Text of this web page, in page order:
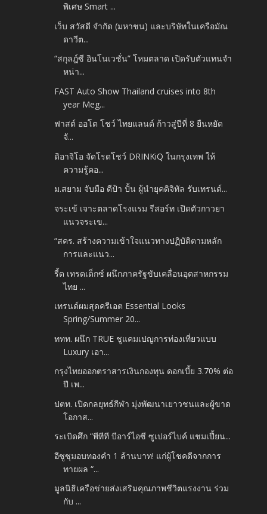
พิเศษ Smart ...
เว็บ สวัสดี จำกัด (มหาชน) และบริษัทในเครือมัณ
ดาวีต...
“สกุลฎ์ซี อินโนเวชั่น” โหมตลาด เปิดรับตัวแทนจำ
หน่า...
FAST Auto Show Thailand cruises into 8th
year Meg...
ฟาสต์ ออโต โชว์ ไทยแลนด์ ก้าวสู่ปีที่ 8 ยืนหยัด
จั...
ดิอาจิโอ จัดโรดโชว์ DRINKiQ ในกรุงเทพ ให้
ความรู้คอ...
ม.สยาม จับมือ ดีป้า ปั้น ผู้นำยุคดิจิทัล รับเทรนด์...
จระเข้ เจาะตลาดโรงแรม รีสอร์ท เปิดตัวกาวยา
แนวจระเข...
“สคร. สร้างความเข้าใจแนวทางปฏิบัติตามหลัก
การและแนว...
รี้ด เทรดเด็กซ์ ผนึกภาครัฐขับเคลื่อนอุตสาหกรรม
ไทย ...
เทรนด์ผมสุดครีเอต Essential Looks
Spring/Summer 20...
ททท. ผนึก TRUE ชูแคมเปญการท่องเที่ยวแบบ
Luxury เอา...
กรุงไทยออกตราสารเงินกองทุน ดอกเบี้ย 3.70% ต่อ
ปี เพ...
ปตท. เปิดกลยุทธ์กีฬา มุ่งพัฒนาเยาวชนและผู้ขาด
โอกาส...
ระเบิดศึก “พีทีที บีอาร์ไอซี ซูเปอร์ไบค์ แชมเปี้ยน...
อีซูซุมอบทองคำ 1 ล้านบาท! แก่ผู้โชคดีจากการ
ทายผล “...
มูลนิธิเครือข่ายส่งเสริมคุณภาพชีวิตแรงงาน ร่วม
กับ ...